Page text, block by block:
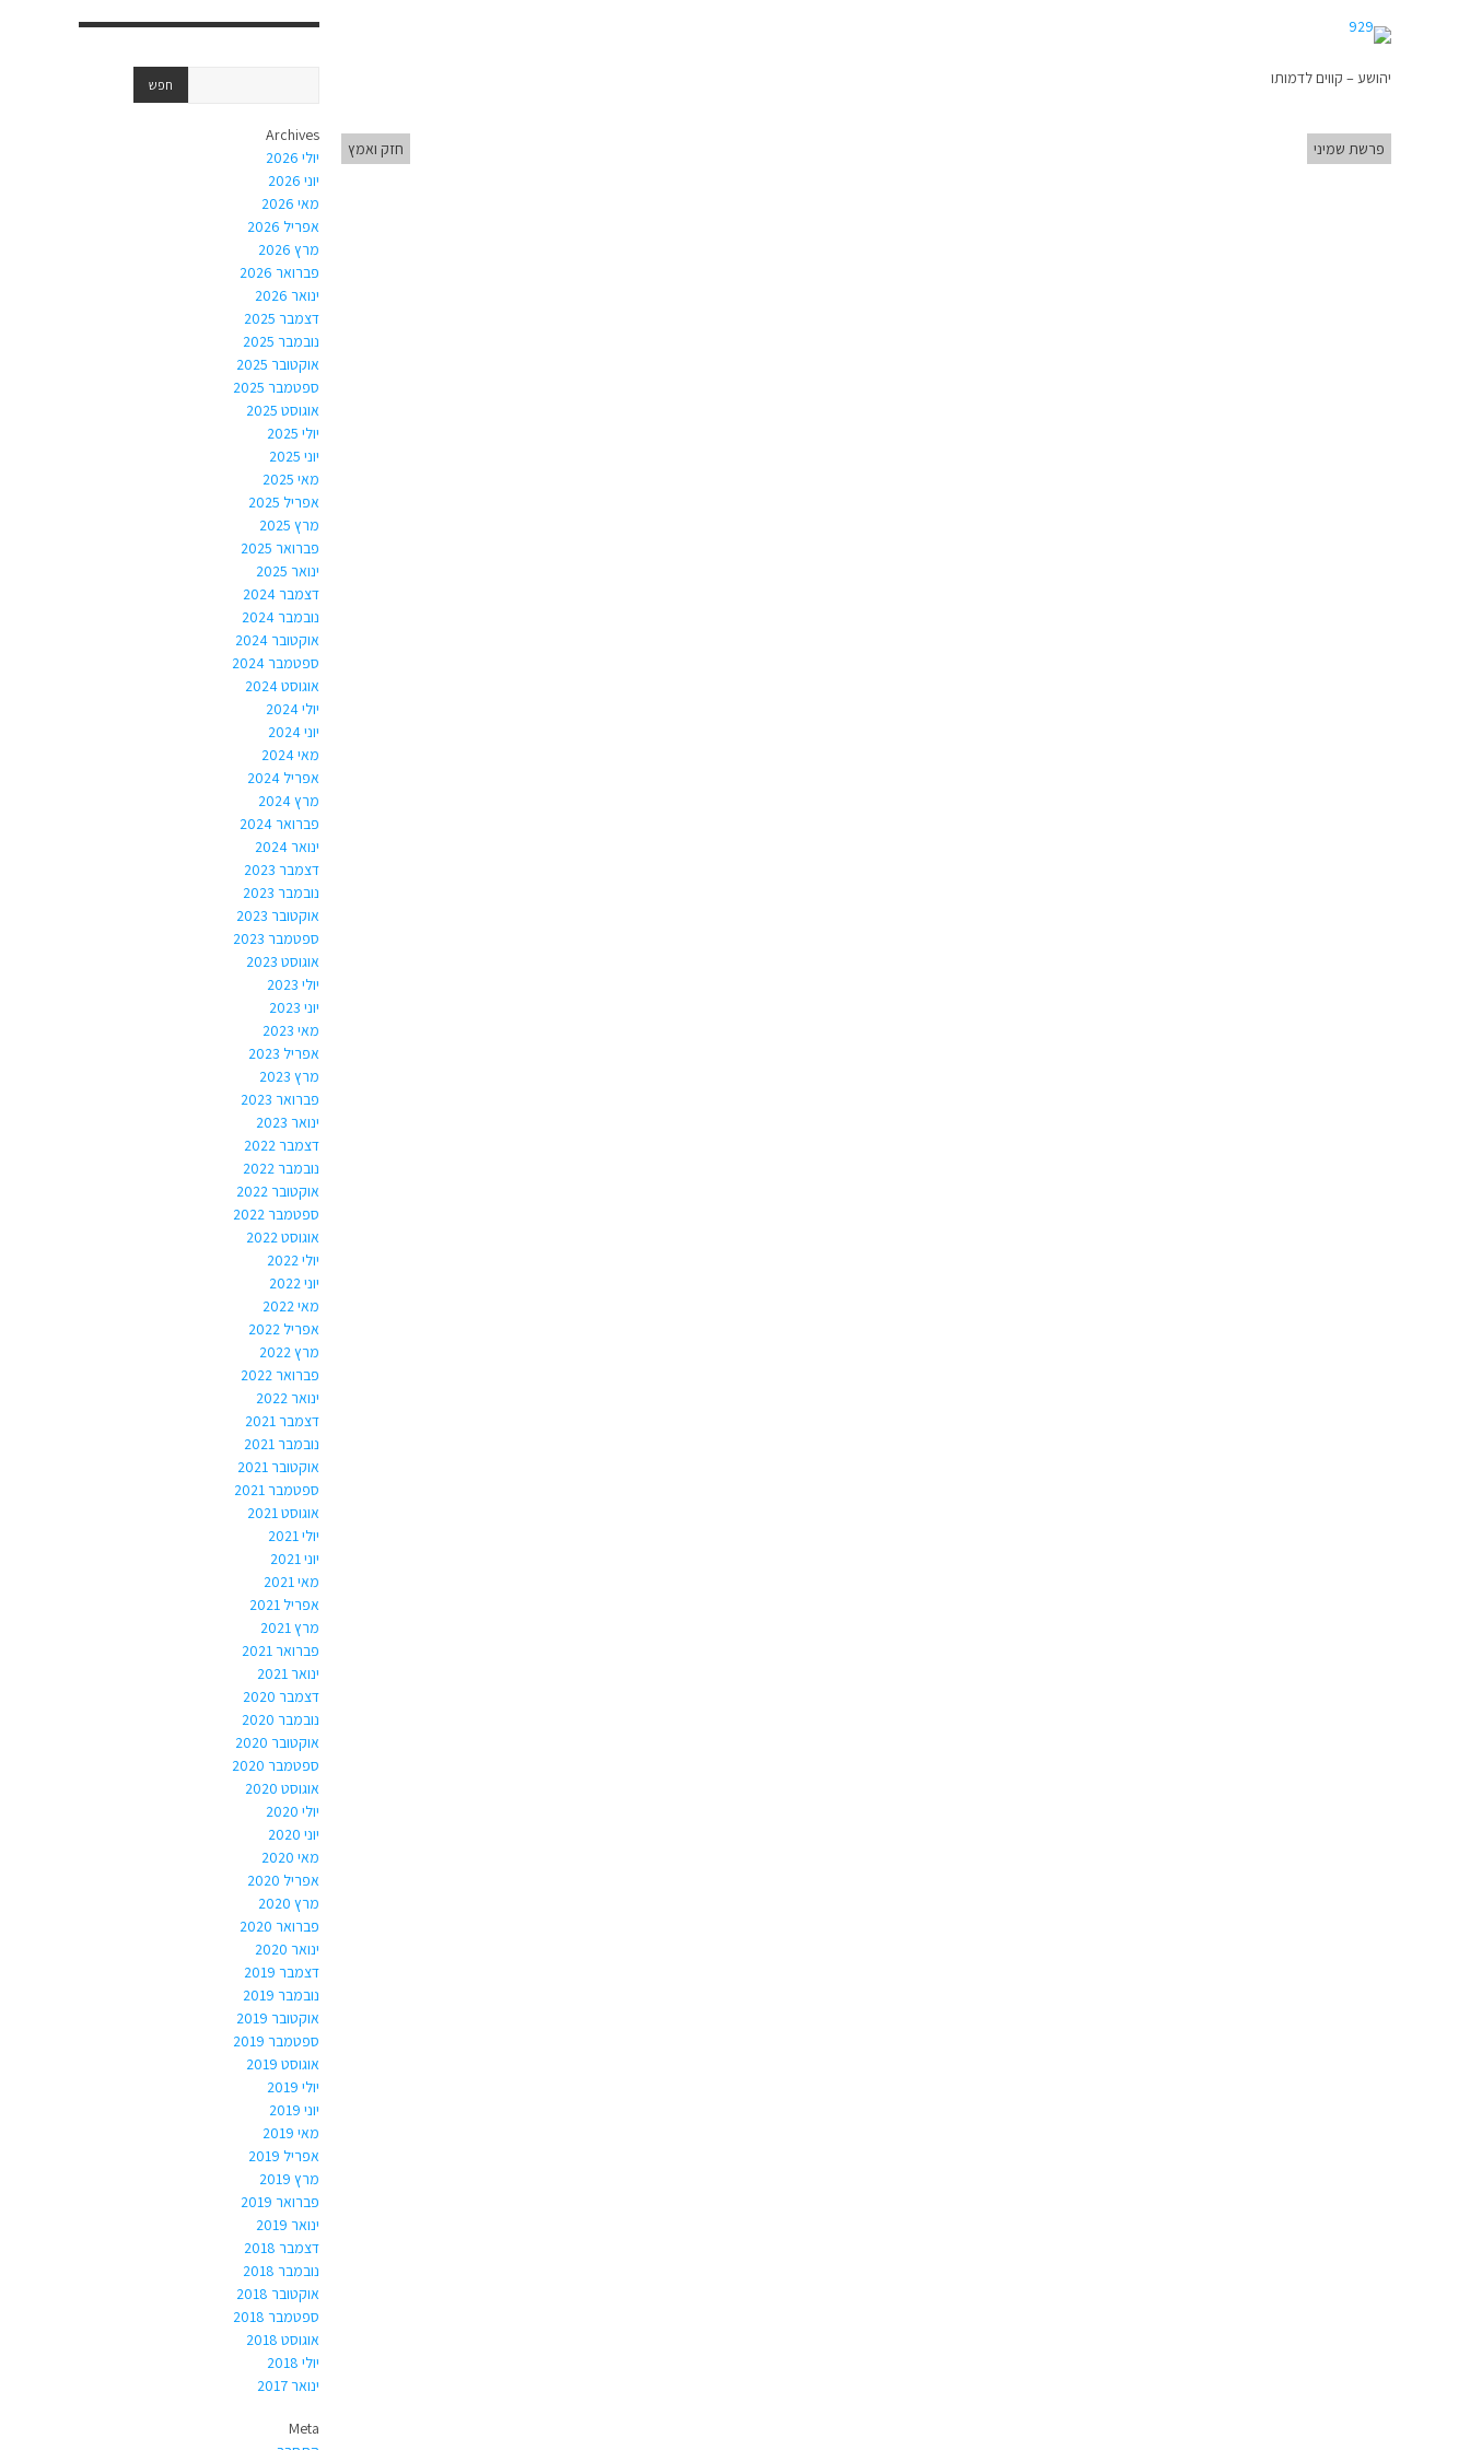
יהושע – קווים לדמותו
פרשת שמיני חזק ואמץ
Archives
יולי 2026
יוני 2026
מאי 2026
אפריל 2026
מרץ 2026
פברואר 2026
ינואר 2026
דצמבר 2025
נובמבר 2025
אוקטובר 2025
ספטמבר 2025
אוגוסט 2025
יולי 2025
יוני 2025
מאי 2025
אפריל 2025
מרץ 2025
פברואר 2025
ינואר 2025
דצמבר 2024
נובמבר 2024
אוקטובר 2024
ספטמבר 2024
אוגוסט 2024
יולי 2024
יוני 2024
מאי 2024
אפריל 2024
מרץ 2024
פברואר 2024
ינואר 2024
דצמבר 2023
נובמבר 2023
אוקטובר 2023
ספטמבר 2023
אוגוסט 2023
יולי 2023
יוני 2023
מאי 2023
אפריל 2023
מרץ 2023
פברואר 2023
ינואר 2023
דצמבר 2022
נובמבר 2022
אוקטובר 2022
ספטמבר 2022
אוגוסט 2022
יולי 2022
יוני 2022
מאי 2022
אפריל 2022
מרץ 2022
פברואר 2022
ינואר 2022
דצמבר 2021
נובמבר 2021
אוקטובר 2021
ספטמבר 2021
אוגוסט 2021
יולי 2021
יוני 2021
מאי 2021
אפריל 2021
מרץ 2021
פברואר 2021
ינואר 2021
דצמבר 2020
נובמבר 2020
אוקטובר 2020
ספטמבר 2020
אוגוסט 2020
יולי 2020
יוני 2020
מאי 2020
אפריל 2020
מרץ 2020
פברואר 2020
ינואר 2020
דצמבר 2019
נובמבר 2019
אוקטובר 2019
ספטמבר 2019
אוגוסט 2019
יולי 2019
יוני 2019
מאי 2019
אפריל 2019
מרץ 2019
פברואר 2019
ינואר 2019
דצמבר 2018
נובמבר 2018
אוקטובר 2018
ספטמבר 2018
אוגוסט 2018
יולי 2018
ינואר 2017
Meta